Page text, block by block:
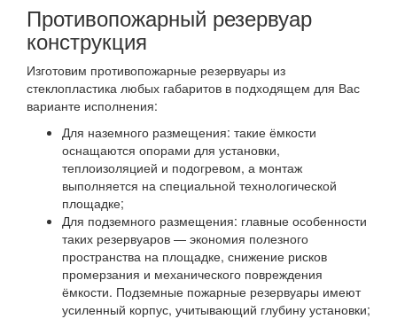
Противопожарный резервуар
конструкция
Изготовим противопожарные резервуары из
стеклопластика любых габаритов в подходящем для Вас
варианте исполнения:
Для наземного размещения: такие ёмкости
оснащаются опорами для установки,
теплоизоляцией и подогревом, а монтаж
выполняется на специальной технологической
площадке;
Для подземного размещения: главные особенности
таких резервуаров — экономия полезного
пространства на площадке, снижение рисков
промерзания и механического повреждения
ёмкости. Подземные пожарные резервуары имеют
усиленный корпус, учитывающий глубину установки;